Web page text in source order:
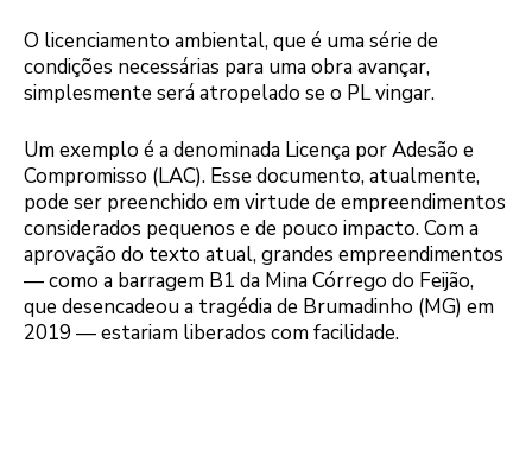
O licenciamento ambiental, que é uma série de
condições necessárias para uma obra avançar,
simplesmente será atropelado se o PL vingar.
Um exemplo é a denominada Licença por Adesão e
Compromisso (LAC). Esse documento, atualmente,
pode ser preenchido em virtude de empreendimentos
considerados pequenos e de pouco impacto. Com a
aprovação do texto atual, grandes empreendimentos
— como a barragem B1 da Mina Córrego do Feijão,
que desencadeou a tragédia de Brumadinho (MG) em
2019 — estariam liberados com facilidade.